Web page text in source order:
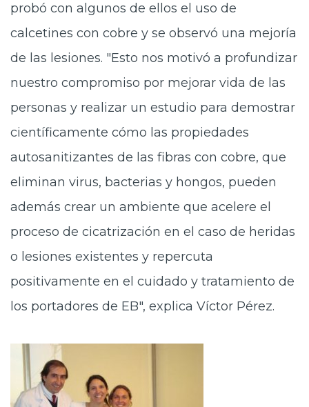
probó con algunos de ellos el uso de
calcetines con cobre y se observó una mejoría
de las lesiones. "Esto nos motivó a profundizar
nuestro compromiso por mejorar vida de las
personas y realizar un estudio para demostrar
científicamente cómo las propiedades
autosanitizantes de las fibras con cobre, que
eliminan virus, bacterias y hongos, pueden
además crear un ambiente que acelere el
proceso de cicatrización en el caso de heridas
o lesiones existentes y repercuta
positivamente en el cuidado y tratamiento de
los portadores de EB", explica Víctor Pérez.